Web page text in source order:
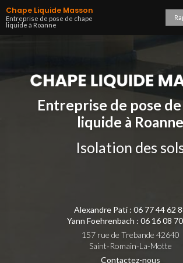
Aller
au
contenu
Chape Liquide Masson
Entreprise de pose de chape
liquide à Roanne
Entreprise de pose
liquide à Roanne
Isolation des
Alexandre Pati : 06 77 44 62
Yann Foehrenbach : 06 16 08
157 rue de Trebande 42640
Saint‑Romain‑La-Motte
Contactez-nous